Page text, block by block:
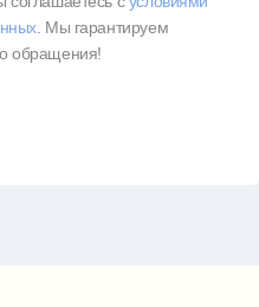
. Мы гарантируем
обращения!